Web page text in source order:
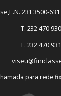
231 3500-
T. 232 470 930
F. 232 470 931
para rede